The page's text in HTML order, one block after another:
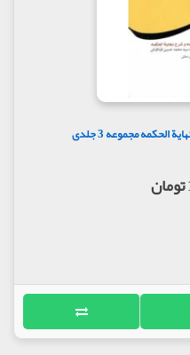
مجموعه 3 جلدی